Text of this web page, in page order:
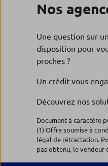
Nos
Une question sur
disposition pour
proches ?
Un crédit vous
Découvrez nos
Document à caractère
(1) Offre soumise à
légal de rétractation.
pas obtenu, le vendeur